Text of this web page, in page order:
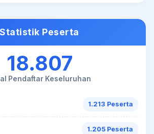
Statistik Peserta
18.807
Pendaftar Keseluruhan
1.213 Peserta
1.205 Peserta